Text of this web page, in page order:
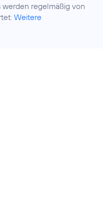
regelmäßig von
Weitere